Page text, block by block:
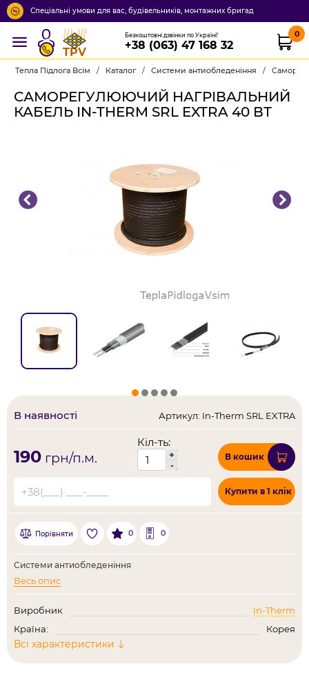
Спеціальні умови для вас, будівельників, монтажних бригад
TPV
Безкоштовні дзвінки по Україні!
+38 (063) 47 168 32
0
Тепла Підлога Всім / Каталог / Системи антиобледеніння /
САМОРЕГУЛЮЮЧИЙ НАГРІВАЛЬНИЙ
КАБЕЛЬ IN-THERM SRL EXTRA 40 ВТ
В наявності Артикул: In-Therm SRL EXTRA
190 грн/п.м.
Кіл-ть:
+
-
В кошик
Купити в 1 клік
Порівняти 0 0
Системи антиобледеніння
Весь опис
Виробник
In-Therm
Країна:
Корея
Всі характеристики